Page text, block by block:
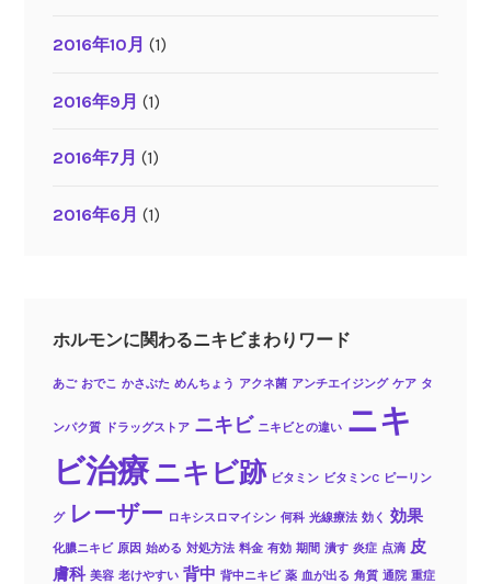
2016年10月 (1)
2016年9月 (1)
2016年7月 (1)
2016年6月 (1)
ホルモンに関わるニキビまわりワード
あご おでこ かさぶた めんちょう アクネ菌 アンチエイジング ケア タ
ンパク質 ドラッグストア ニキビ ニキビとの違い ニキ
ビ治療 ニキビ跡 ビタミン ビタミンC ピーリン
グ レーザー ロキシスロマイシン 何科 光線療法 効く 効果
化膿ニキビ 原因 始める 対処方法 料金 有効 期間 潰す 炎症 点滴 皮
膚科 美容 老けやすい 背中 背中ニキビ 薬 血が出る 角質 通院 重症